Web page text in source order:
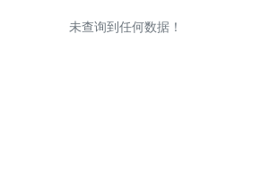
未查询到任何数据！